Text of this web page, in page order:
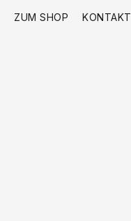
ZUM SHOP KONTAKT